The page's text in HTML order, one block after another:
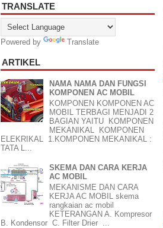
TRANSLATE
Powered by Translate
ARTIKEL
NAMA NAMA DAN FUNGSI
KOMPONEN AC MOBIL
KOMPONEN KOMPONEN AC
MOBIL TERBAGI MENJADI 2
BAGIAN YAITU KOMPONEN
MEKANIKAL KOMPONEN
ELEKRIKAL 1.KOMPONEN MEKANIKAL :
TATA L...
SKEMA DAN CARA KERJA
AC MOBIL
MEKANISME DAN CARA
KERJA AC MOBIL skema
rangkaian ac mobil
KETERANGAN A. Kompresor
B. Kondensor C. Filter Drier ...